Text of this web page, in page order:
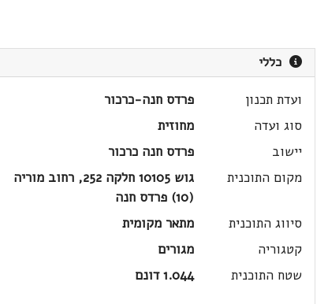
כללי
ועדת תכנון
פרדס חנה-כרכור
סוג ועדה
מחוזית
יישוב
פרדס חנה כרכור
מקום התוכנית
גוש 10105 חלקה 252, רחוב מוריה
(10) פרדס חנה
סיווג התוכנית
מתאר מקומית
קטגוריה
מגורים
שטח התוכנית
1.044 דונם